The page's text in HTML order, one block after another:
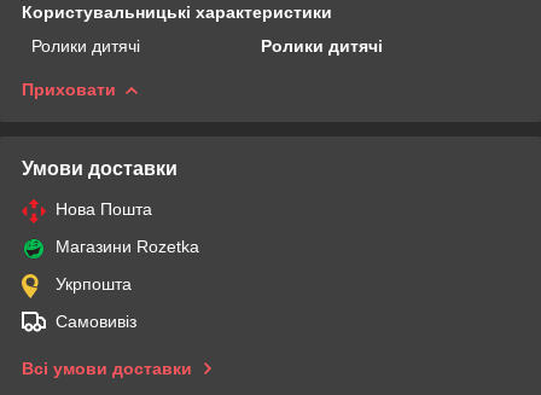
Користувальницькі характеристики
Ролики дитячі
Ролики дитячі
Приховати
Умови доставки
Нова Пошта
Магазини Rozetka
Укрпошта
Самовивіз
Всі умови доставки